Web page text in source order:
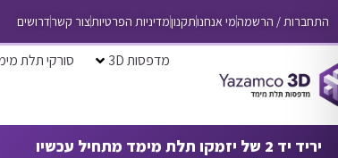
התחברות / הרשמהמי אנחנותקנוןמדיניות הפרטיותצור קשרדרושים
מדפסות 3D סורקי תלת
יריד יד 2 של יזמקו תלת מימד מתחיל עכשיו